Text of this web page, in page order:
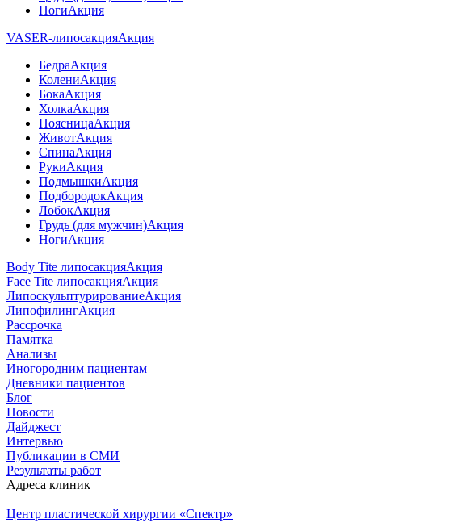
НогиАкция
VASER-липосакцияАкция
БедраАкция
КолениАкция
БокаАкция
ХолкаАкция
ПоясницаАкция
ЖивотАкция
СпинаАкция
РукиАкция
ПодмышкиАкция
ПодбородокАкция
ЛобокАкция
Грудь (для мужчин)Акция
НогиАкция
Body Tite липосакцияАкция
Face Tite липосакцияАкция
ЛипоскульптурированиеАкция
ЛипофилингАкция
Рассрочка
Памятка
Анализы
Иногородним пациентам
Дневники пациентов
Блог
Новости
Дайджест
Интервью
Публикации в СМИ
Результаты работ
Адреса клиник
Центр пластической хирургии «Спектр»